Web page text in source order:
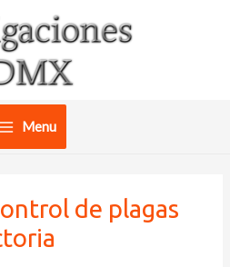
Menu
de plagas